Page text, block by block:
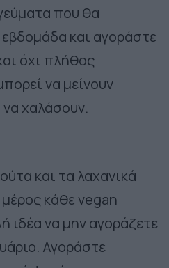
που θα
και αγοράστε
όχι πλήθος
να μείνουν
χαλάσουν.
και τα λαχανικά
κάθε vegan
ιδέα να μην αγοράζετε
Αγοράστε